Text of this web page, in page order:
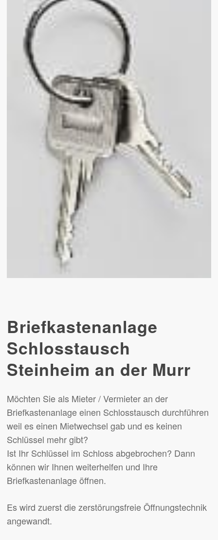
Briefkastenanlage
Schlosstausch
Steinheim an der Murr
Möchten Sie als Mieter / Vermieter an der
Briefkastenanlage einen Schlosstausch durchführen
weil es einen Mietwechsel gab und es keinen
Schlüssel mehr gibt?
Ist Ihr Schlüssel im Schloss abgebrochen? Dann
können wir Ihnen weiterhelfen und Ihre
Briefkastenanlage öffnen.
Es wird zuerst die zerstörungsfreie Öffnungstechnik
angewandt.